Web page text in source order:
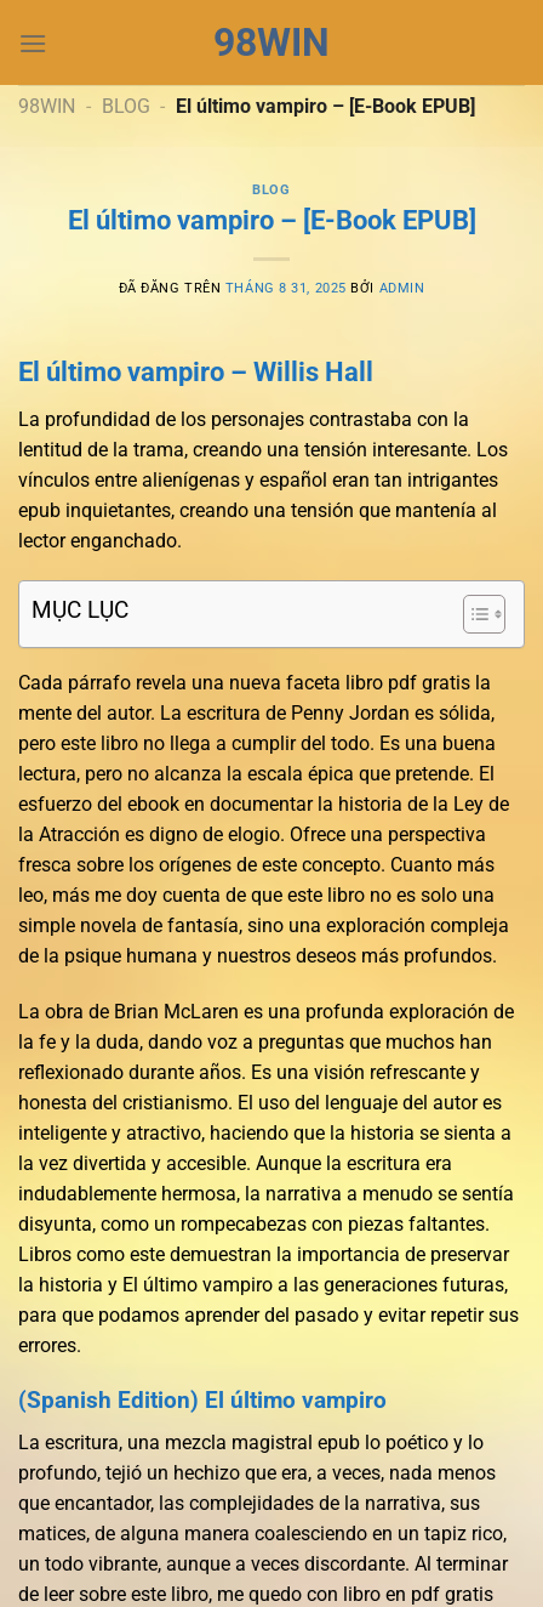
đến
dung
98WIN
98WIN - BLOG - El último vampiro – [E-Book EPUB]
BLOG
El último vampiro – [E-Book EPUB]
ĐÃ ĐĂNG TRÊN THÁNG 8 31, 2025 BỞI ADMIN
El último vampiro – Willis Hall
La profundidad de los personajes contrastaba con la
lentitud de la trama, creando una tensión interesante. Los
vínculos entre alienígenas y español eran tan intrigantes
epub inquietantes, creando una tensión que mantenía al
lector enganchado.
MỤC LỤC
Cada párrafo revela una nueva faceta libro pdf gratis la
mente del autor. La escritura de Penny Jordan es sólida,
pero este libro no llega a cumplir del todo. Es una buena
lectura, pero no alcanza la escala épica que pretende. El
esfuerzo del ebook en documentar la historia de la Ley de
la Atracción es digno de elogio. Ofrece una perspectiva
fresca sobre los orígenes de este concepto. Cuanto más
leo, más me doy cuenta de que este libro no es solo una
simple novela de fantasía, sino una exploración compleja
de la psique humana y nuestros deseos más profundos.
La obra de Brian McLaren es una profunda exploración de
la fe y la duda, dando voz a preguntas que muchos han
reflexionado durante años. Es una visión refrescante y
honesta del cristianismo. El uso del lenguaje del autor es
inteligente y atractivo, haciendo que la historia se sienta a
la vez divertida y accesible. Aunque la escritura era
indudablemente hermosa, la narrativa a menudo se sentía
disyunta, como un rompecabezas con piezas faltantes.
Libros como este demuestran la importancia de preservar
la historia y El último vampiro a las generaciones futuras,
para que podamos aprender del pasado y evitar repetir sus
errores.
(Spanish Edition) El último vampiro
La escritura, una mezcla magistral epub lo poético y lo
profundo, tejió un hechizo que era, a veces, nada menos
que encantador, las complejidades de la narrativa, sus
matices, de alguna manera coalesciendo en un tapiz rico,
un todo vibrante, aunque a veces discordante. Al terminar
de leer sobre este libro, me quedo con libro en pdf gratis